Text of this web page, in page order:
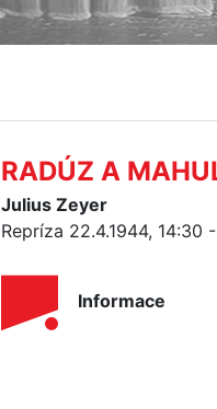
RADÚZ A
Julius Zeyer
Repríza 22.4.1944, 14:30
Informace